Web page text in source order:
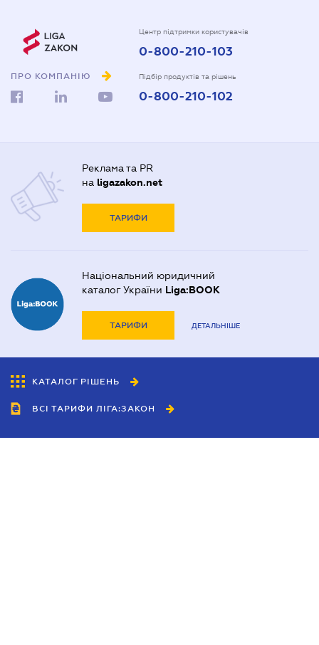
ПРО КОМПАНІЮ
Центр підтримки користувачів
0-800-210-103
Підбір продуктів та рішень
0-800-210-102
Реклама та PR
на ligazakon.net
ТАРИФИ
Національний юридичний
каталог України Liga:BOOK
ТАРИФИ ДЕТАЛЬНІШЕ
КАТАЛОГ РІШЕНЬ
ВСІ ТАРИФИ ЛІГА:ЗАКОН